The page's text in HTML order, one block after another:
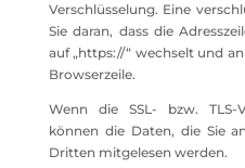
Verschlüsselung. Eine
Sie daran, dass die
auf „https://“ wechselt und
Browserzeile.
Wenn die SSL- bzw. TLS-
können die Daten, die Sie
Dritten mitgelesen werden.